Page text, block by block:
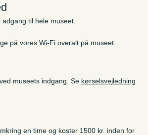
til hele museet.
på vores Wi-Fi overalt på museet.
museets indgang. Se kørselsvejledning
en time og koster 1500 kr. inden for